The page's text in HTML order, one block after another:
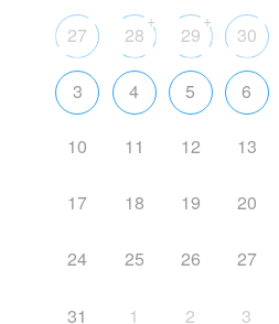
27
28
+
29
+
30
3 4 5 6
10 11 12 13
17 18 19 20
24 25 26 27
31 1 2 3